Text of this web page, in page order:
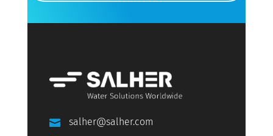
 salher@salher.com